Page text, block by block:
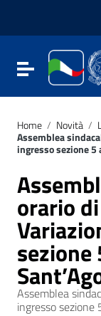
Vai al footer
Attiva /
Home / Novità /
Assemblea
ingresso sezione 5
orario
Assemblea
ingresso sezione